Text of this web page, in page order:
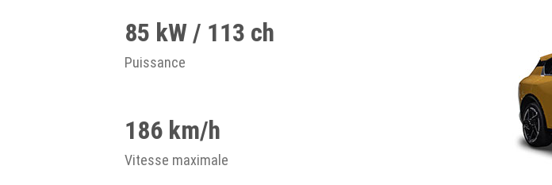
85 kW / 113 ch
Puissance
186 km/h
Vitesse maximale